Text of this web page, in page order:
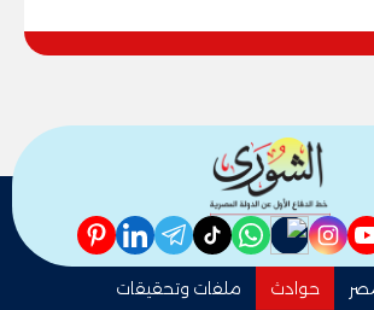
youtube
instagram
nabd
whatsapp
tiktok
telegram
linkedin
pinterest
حوادث
ملفات وتحقيقات